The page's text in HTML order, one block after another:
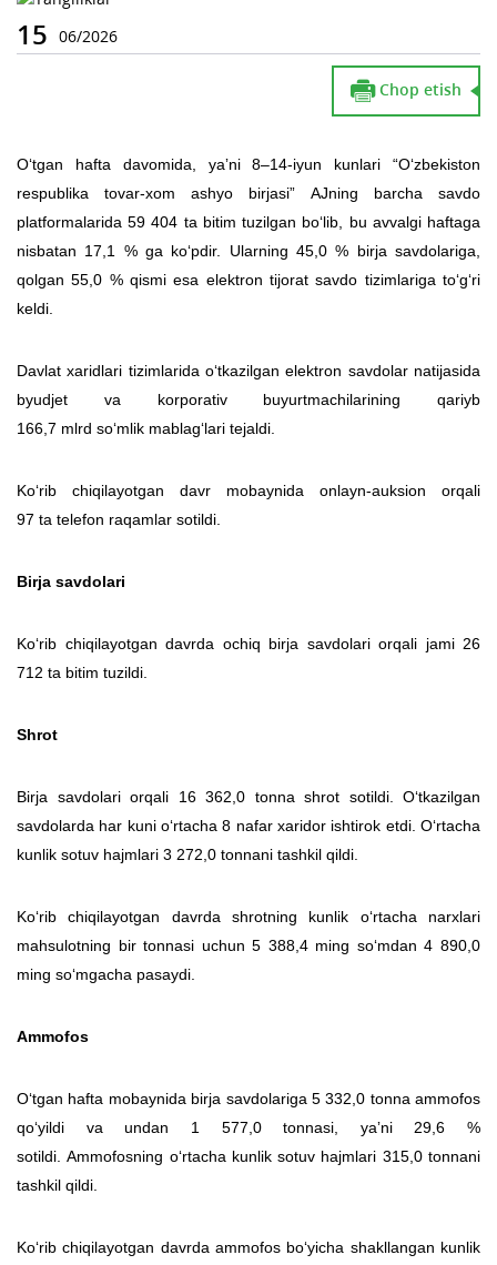
15 06/2026
Chop etish
O‘tgan hafta davomida, yaʼni 8–14-iyun kunlari “O‘zbekiston
respublika tovar-xom ashyo birjasi” AJning barcha savdo
platformalarida 59 404 ta bitim tuzilgan bo‘lib, bu avvalgi haftaga
nisbatan 17,1 % ga ko‘pdir. Ularning 45,0 % birja savdolariga,
qolgan 55,0 % qismi esa elektron tijorat savdo tizimlariga to‘g‘ri
keldi.
Davlat xaridlari tizimlarida o‘tkazilgan elektron savdolar natijasida
byudjet va korporativ buyurtmachilarining qariyb
166,7 mlrd so‘mlik mablag‘lari tejaldi.
Ko‘rib chiqilayotgan davr mobaynida onlayn-auksion orqali
97 ta telefon raqamlar sotildi.
Birja savdolari
Ko‘rib chiqilayotgan davrda ochiq birja savdolari orqali jami 26
712 ta bitim tuzildi.
Shrot
Birja savdolari orqali 16 362,0 tonna shrot sotildi. O‘tkazilgan
savdolarda har kuni o‘rtacha 8 nafar xaridor ishtirok etdi. O‘rtacha
kunlik sotuv hajmlari 3 272,0 tonnani tashkil qildi.
Ko‘rib chiqilayotgan davrda shrotning kunlik o‘rtacha narxlari
mahsulotning bir tonnasi uchun 5 388,4 ming so‘mdan 4 890,0
ming so‘mgacha pasaydi.
Ammofos
O‘tgan hafta mobaynida birja savdolariga 5 332,0 tonna ammofos
qo‘yildi va undan 1 577,0 tonnasi, yaʼni 29,6 %
sotildi. Ammofosning o‘rtacha kunlik sotuv hajmlari 315,0 tonnani
tashkil qildi.
Ko‘rib chiqilayotgan davrda ammofos bo‘yicha shakllangan kunlik